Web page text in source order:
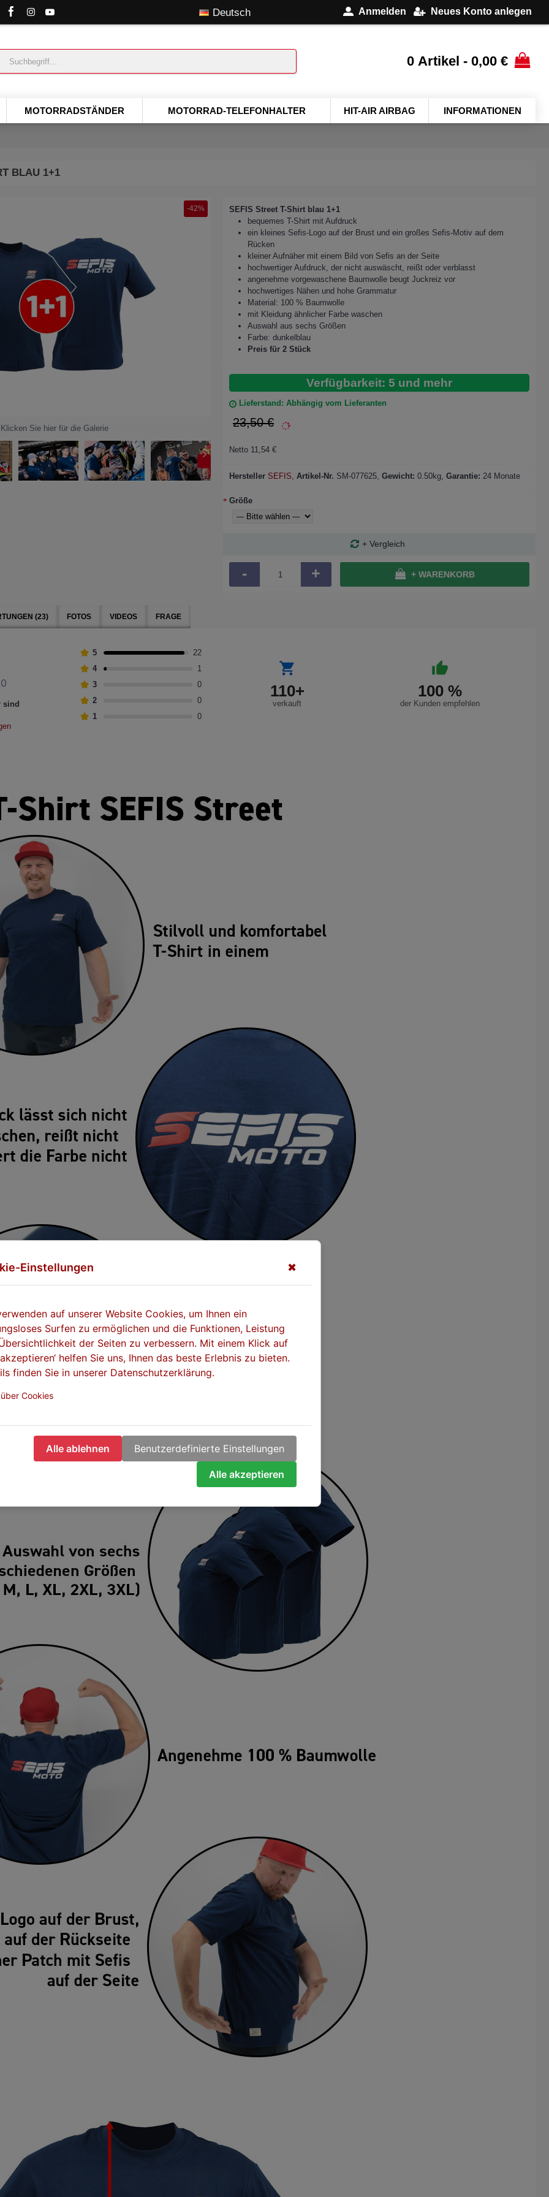
Deutsch Anmelden Neues Konto anlegen
0 Artikel - 0,00 €
MOTORRADSTÄNDER MOTORRAD-TELEFONHALTER HIT-AIR AIRBAG INFORMATIONEN
BLAU 1+1
-42%
Klicken Sie hier für die Galerie
SEFIS Street T-Shirt blau 1+1
bequemes T-Shirt mit Aufdruck
ein kleines Sefis-Logo auf der Brust und ein großes Sefis-Motiv auf dem
Rücken
kleiner Aufnäher mit einem Bild von Sefis an der Seite
hochwertiger Aufdruck, der nicht auswäscht, reißt oder verblasst
angenehme vorgewaschene Baumwolle beugt Juckreiz vor
hochwertiges Nähen und hohe Grammatur
Material: 100 % Baumwolle
mit Kleidung ähnlicher Farbe waschen
Auswahl aus sechs Größen
Farbe: dunkelblau
Preis für 2 Stück
Verfügbarkeit: 5 und mehr
Lieferstand: Abhängig vom Lieferanten
23,50 €
Netto 11,54 €
Hersteller SEFIS, Artikel-Nr. SM-077625, Gewicht: 0.50kg, Garantie: 24 Monate
Größe
+ Vergleich
- + + WARENKORB
(23) FOTOS VIDEOS FRAGE
sind
5
22
4
1
3
0
2
0
1
0
110+
verkauft
100 %
der Kunden empfehlen
Einstellungen ✖
auf unserer Website Cookies, um Ihnen ein
Surfen zu ermöglichen und die Funktionen, Leistung
der Seiten zu verbessern. Mit einem Klick auf
akzeptieren‘ helfen Sie uns, Ihnen das beste Erlebnis zu bieten.
finden Sie in unserer Datenschutzerklärung.
Cookies
Alle ablehnen Benutzerdefinierte Einstellungen
Alle akzeptieren